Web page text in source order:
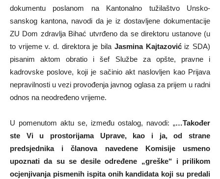
dokumentu poslanom na Kantonalno tužilaštvo Unsko-
sanskog kantona, navodi da je iz dostavljene dokumentacije
ZU Dom zdravlja Bihać utvrđeno da se direktoru ustanove (u
to vrijeme v. d. direktora je bila Jasmina Kajtazovićiz SDA)
pisanim aktom obratio i šef Službe za opšte, pravne i
kadrovske poslove, koji je sačinio akt naslovljen kao Prijava
nepravilnosti u vezi provođenja javnog oglasa za prijem u radni
odnos na neodređeno vrijeme.
U pomenutom aktu se, između ostalog, navodi: „…Također
ste Vi u prostorijama Uprave, kao i ja, od strane
predsjednika i članova navedene Komisije usmeno
upoznati da su se desile određene „greške“ i prilikom
ocjenjivanja pismenih ispita onih kandidata koji su predali